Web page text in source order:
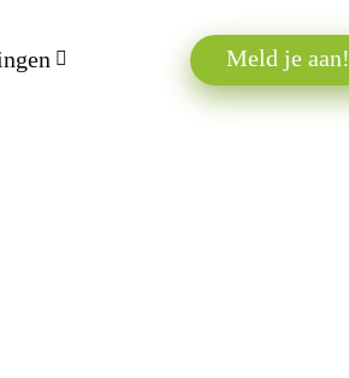
Meld je aan!